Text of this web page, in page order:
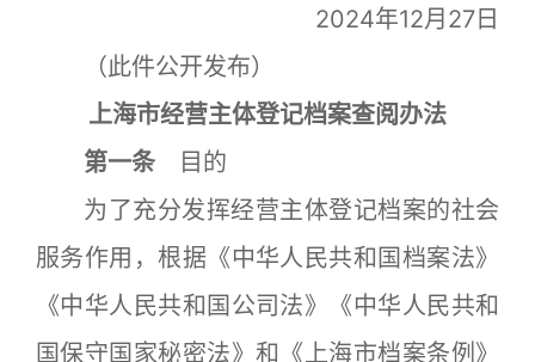
2024年12月27日
（此件公开发布）
上海市经营主体登记档案查阅办法
第一条 目的
为了充分发挥经营主体登记档案的社会
服务作用，根据《中华人民共和国档案法》
《中华人民共和国公司法》《中华人民共和
国保守国家秘密法》和《上海市档案条例》